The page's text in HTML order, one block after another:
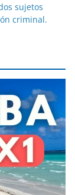
sujetos
criminal.